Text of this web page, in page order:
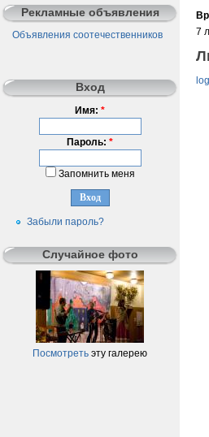
7
Рекламные объявления
Объявления соотечественников
Вход
Имя: *
Пароль: *
Запомнить меня
Забыли пароль?
Случайное фото
Посмотреть эту галерею